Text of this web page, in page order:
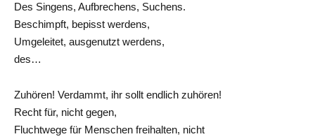
Des Singens, Aufbrechens, Suchens.
Beschimpft, bepisst werdens,
Umgeleitet, ausgenutzt werdens,
des…
Zuhören! Verdammt, ihr sollt endlich zuhören!
Recht für, nicht gegen,
Fluchtwege für Menschen freihalten, nicht